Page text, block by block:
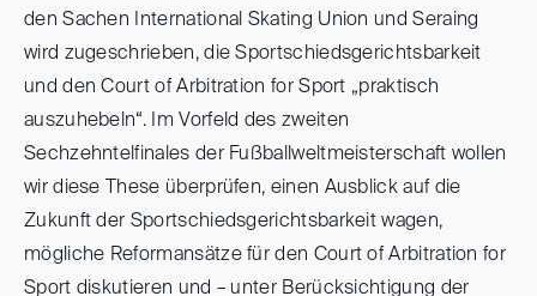
den Sachen International Skating Union und Seraing
wird zugeschrieben, die Sportschiedsgerichtsbarkeit
und den Court of Arbitration for Sport „praktisch
auszuhebeln“. Im Vorfeld des zweiten
Sechzehntelfinales der Fußballweltmeisterschaft wollen
wir diese These überprüfen, einen Ausblick auf die
Zukunft der Sportschiedsgerichtsbarkeit wagen,
mögliche Reformansätze für den Court of Arbitration for
Sport diskutieren und – unter Berücksichtigung der